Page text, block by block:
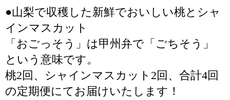
●山梨で収穫した新鮮でおいしい桃とシャ
インマスカット
「おごっそう」は甲州弁で「ごちそう」
という意味です。
桃2回、シャインマスカット2回、合計4回
の定期便にてお届けいたします！